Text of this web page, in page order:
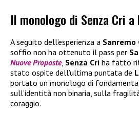
Il monologo di Senza Cri a
A seguito dell’esperienza a Sanremo
soffio non ha ottenuto il pass per
Nuove Proposte, Senza Cri ha fatto
stato ospite dell’ultima puntata de
portato un monologo di
sull’identità non binaria, sulla
coraggio.